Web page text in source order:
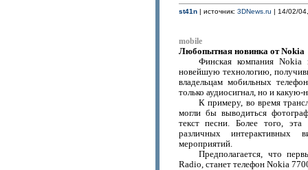
st41n| источник: 3DNews.ru | 14/02/
mobile
Любопытная новинка от Nokia
Финская компания Nokia
новейшую технологию,
владельцам мобильных
только аудиосигнал, но и
К примеру, во время
могли бы выводиться
текст песни. Более того, эта
различных интерактивных
мероприятий.
Предполагается, что
Radio, станет телефон Nokia